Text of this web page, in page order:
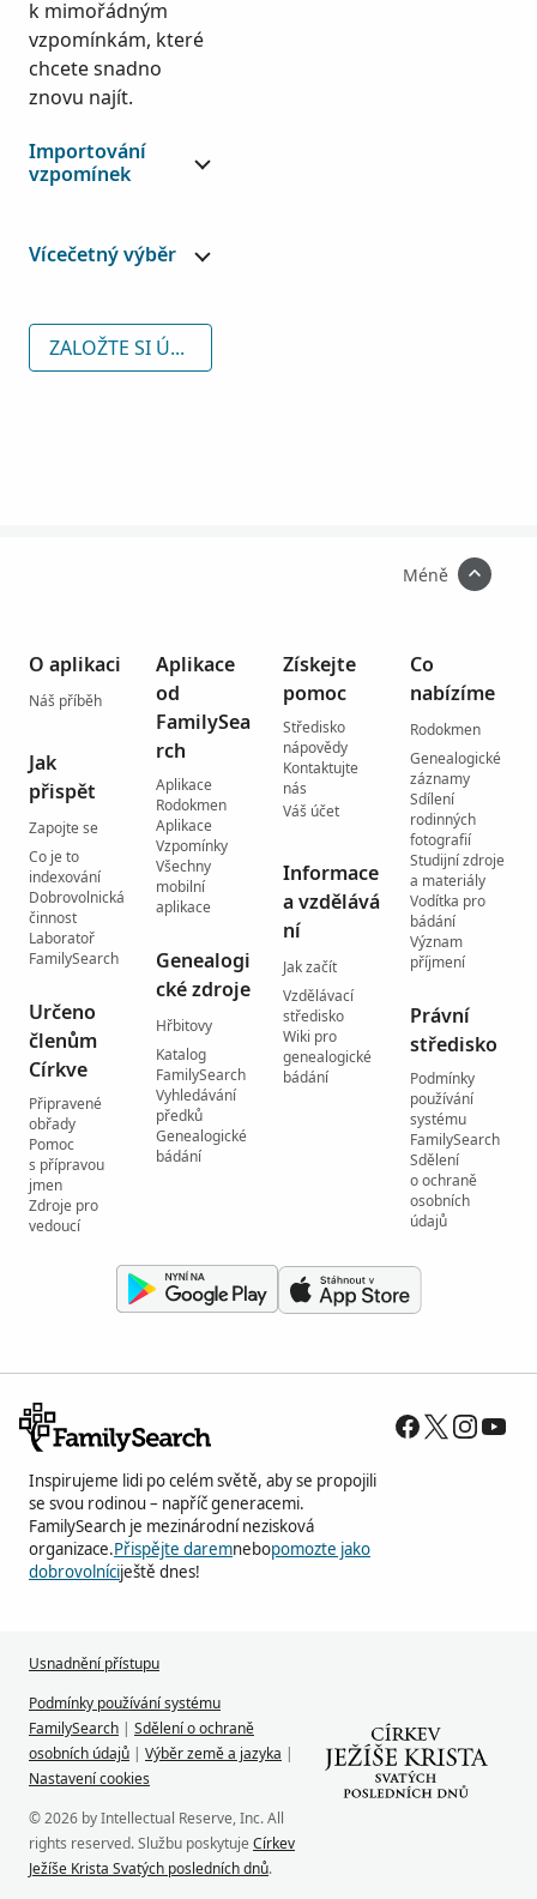
k mimořádným
vzpomínkám, které
chcete snadno
znovu najít.
Importování
vzpomínek
Vícečetný výběr
ZALOŽTE SI ÚČET ZDARMA
Méně
O aplikaci
Náš příběh
Jak
přispět
Zapojte se
Co je to
indexování
Dobrovolnická
činnost
Laboratoř
FamilySearch
Určeno
členům
Církve
Připravené
obřady
Pomoc
s přípravou
jmen
Zdroje pro
vedoucí
Aplikace
od
FamilySea
rch
Aplikace
Rodokmen
Aplikace
Vzpomínky
Všechny
mobilní
aplikace
Genealogi
cké zdroje
Hřbitovy
Katalog
FamilySearch
Vyhledávání
předků
Genealogické
bádání
Získejte
pomoc
Středisko
nápovědy
Kontaktujte
nás
Váš účet
Informace
a vzdělává
ní
Jak začít
Vzdělávací
středisko
Wiki pro
genealogické
bádání
Co
nabízíme
Rodokmen
Genealogické
záznamy
Sdílení
rodinných
fotografií
Studijní zdroje
a materiály
Vodítka pro
bádání
Význam
příjmení
Právní
středisko
Podmínky
používání
systému
FamilySearch
Sdělení
o ochraně
osobních
údajů
Inspirujeme lidi po celém světě, aby se propojili
se svou rodinou – napříč generacemi.
FamilySearch je mezinárodní nezisková
organizace.Přispějte daremnebopomozte jako
dobrovolníciještě dnes!
Usnadnění přístupu
Podmínky používání systému
FamilySearch | Sdělení o ochraně
osobních údajů | Výběr země a jazyka |
Nastavení cookies
© 2026 by Intellectual Reserve, Inc. All
rights reserved. Službu poskytuje Církev
Ježíše Krista Svatých posledních dnů.